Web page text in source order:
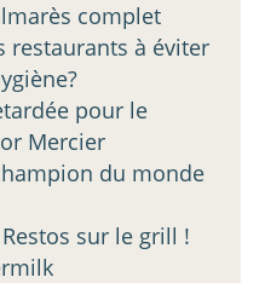
complet
restaurants à éviter
pour le
Mercier
du monde
sur le grill !